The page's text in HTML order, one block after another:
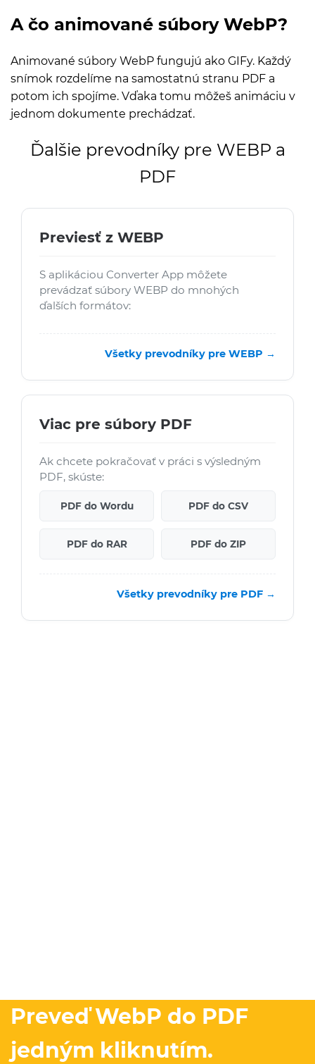
A čo animované súbory WebP?
Animované súbory WebP fungujú ako GIFy. Každý
snímok rozdelíme na samostatnú stranu PDF a
potom ich spojíme. Vďaka tomu môžeš animáciu v
jednom dokumente prechádzať.
Ďalšie prevodníky pre WEBP a
PDF
Previesť z WEBP
S aplikáciou Converter App môžete
prevádzať súbory WEBP do mnohých
ďalších formátov:
Všetky prevodníky pre WEBP →
Viac pre súbory PDF
Ak chcete pokračovať v práci s výsledným
PDF, skúste:
PDF do Wordu PDF do CSV
PDF do RAR PDF do ZIP
Všetky prevodníky pre PDF →
Preveď WebP do PDF
jedným kliknutím.